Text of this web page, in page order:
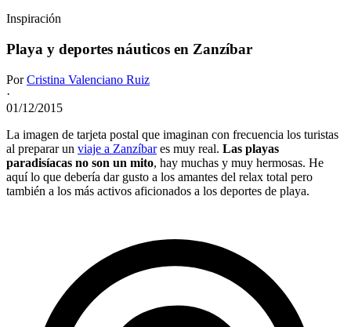
Inspiración
Playa y deportes náuticos en Zanzíbar
PorCristina Valenciano Ruiz
·
01/12/2015
La imagen de tarjeta postal que imaginan con frecuencia los turistas
al preparar un viaje a Zanzíbares muy real. Las playas
paradisíacas no son un mito, hay muchas y muy hermosas. He
aquí lo que debería dar gusto a los amantes del relax total pero
también a los más activos aficionados a los deportes de playa.